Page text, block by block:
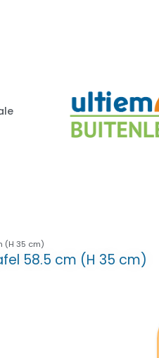
(H 35 cm)
58.5 cm (H 35 cm)